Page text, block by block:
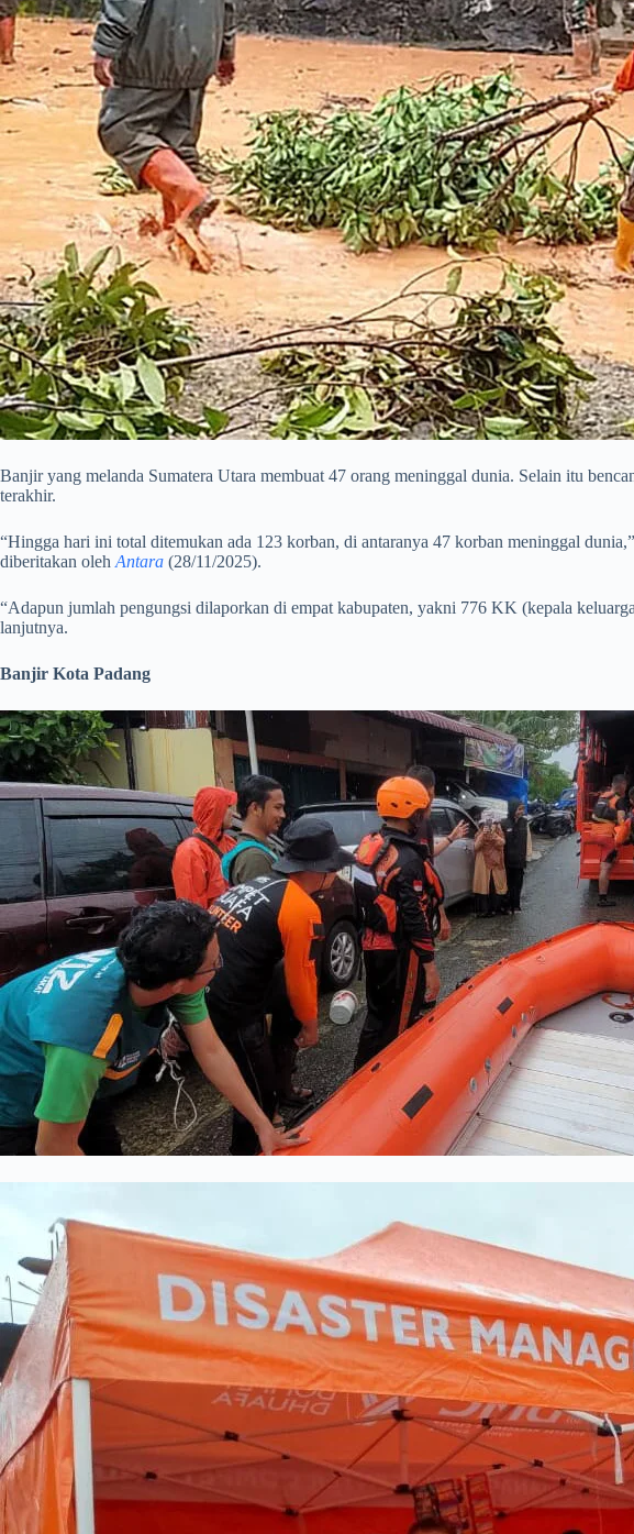
Banjir yang melanda Sumatera Utara membuat 47 orang meninggal dunia. Selain itu
terakhir.
“Hingga hari ini total ditemukan ada 123 korban, di antaranya 47 korban meninggal
diberitakan oleh Antara (28/11/2025).
“Adapun jumlah pengungsi dilaporkan di empat kabupaten, yakni 776 KK (kepala
lanjutnya.
Banjir Kota Padang